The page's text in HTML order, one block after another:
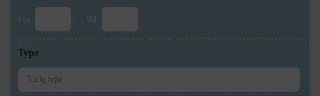
Fra Til
Type